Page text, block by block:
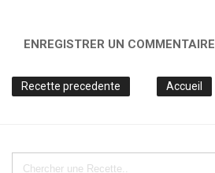
ENREGISTRER UN COMMENTAIRE
Recette precedente Accueil